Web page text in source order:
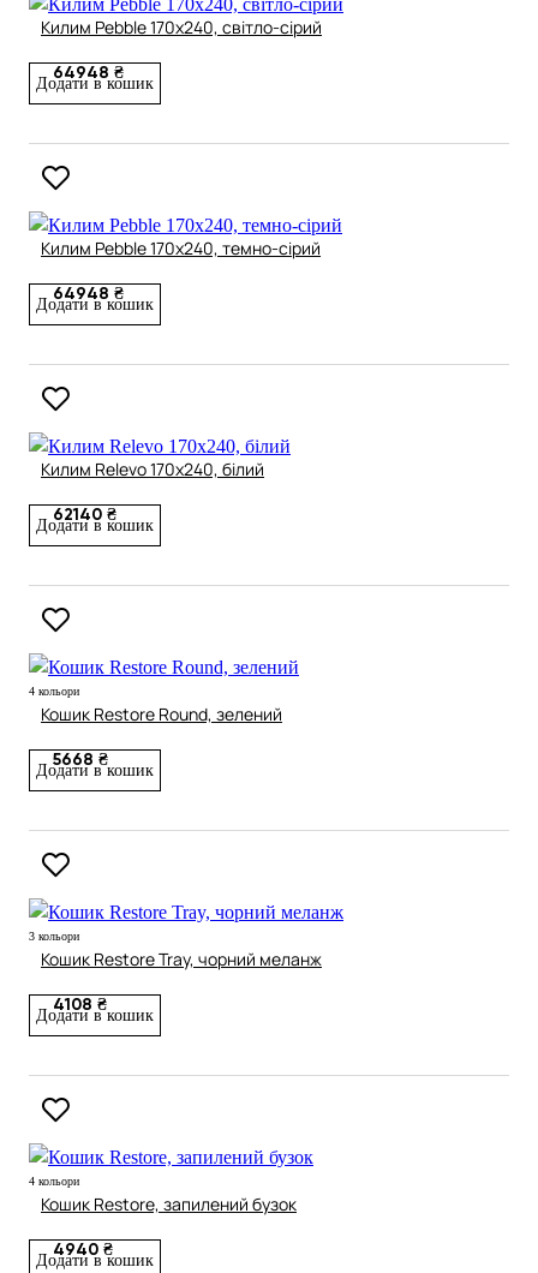
Килим Pebble 170х240, світло-сірий
64948 ₴
Додати в кошик
Килим Pebble 170х240, темно-сірий
64948 ₴
Додати в кошик
Килим Relevo 170х240, білий
62140 ₴
Додати в кошик
4 кольори
Кошик Restore Round, зелений
5668 ₴
Додати в кошик
3 кольори
Кошик Restore Tray, чорний меланж
4108 ₴
Додати в кошик
4 кольори
Кошик Restore, запилений бузок
4940 ₴
Додати в кошик